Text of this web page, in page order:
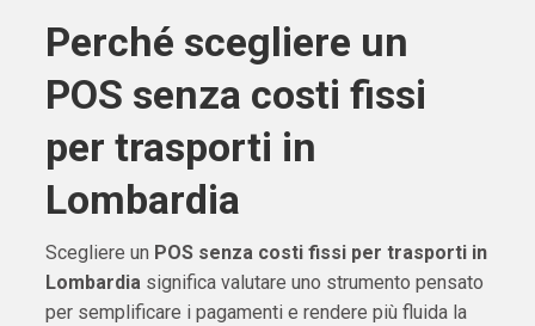
Perché scegliere un
POS senza costi fissi
per trasporti in
Lombardia
Scegliere un POS senza costi fissi per trasporti in
Lombardiasignifica valutare uno strumento pensato
per semplificare i pagamenti e rendere più fluida la